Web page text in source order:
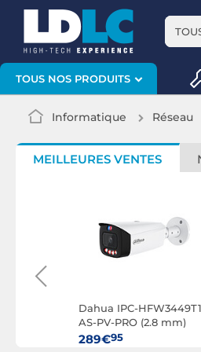
TOUS NOS PRODUITS
Informatique Réseau
MEILLEURES VENTES
Dahua IPC-
AS-PV-PRO (2.8 mm)
289€95